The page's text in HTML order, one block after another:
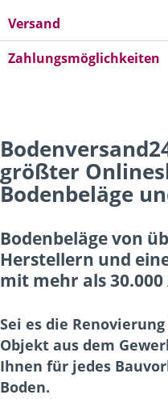
Versand
Zahlungsmöglichkeiten
größter
Bodenbeläge
Bodenbeläge von
Herstellern und
mit mehr als
Sei es die
Objekt aus dem
Ihnen für jedes
Boden.